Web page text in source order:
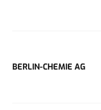
BERLIN-CHEMIE AG